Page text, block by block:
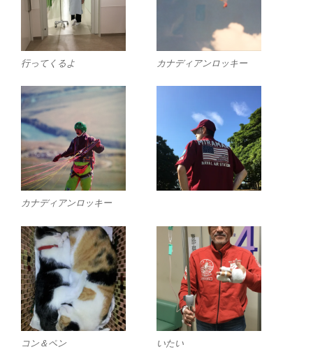
行ってくるよ カナディアンロッキー
カナディアンロッキー
コン＆ペン いたい